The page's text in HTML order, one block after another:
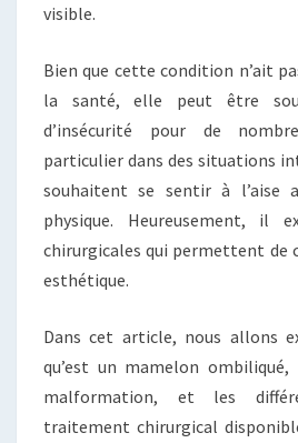
visible.
Bien que cette condition n’ait
la santé, elle peut être
d’insécurité pour de
particulier dans des situations
souhaitent se sentir à l’aise
physique. Heureusement, il
chirurgicales qui permettent de
esthétique.
Dans cet article, nous allons
qu’est un mamelon
malformation, et les
traitement chirurgical